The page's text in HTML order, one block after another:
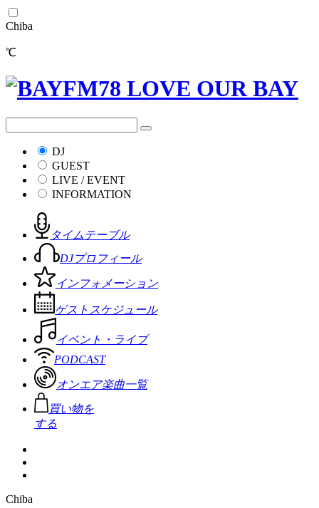
Chiba
℃
DJ
GUEST
LIVE / EVENT
INFORMATION
タイムテーブル
DJプロフィール
インフォメーション
ゲストスケジュール
イベント・ライブ
PODCAST
オンエア楽曲一覧
買い物を
する
Chiba